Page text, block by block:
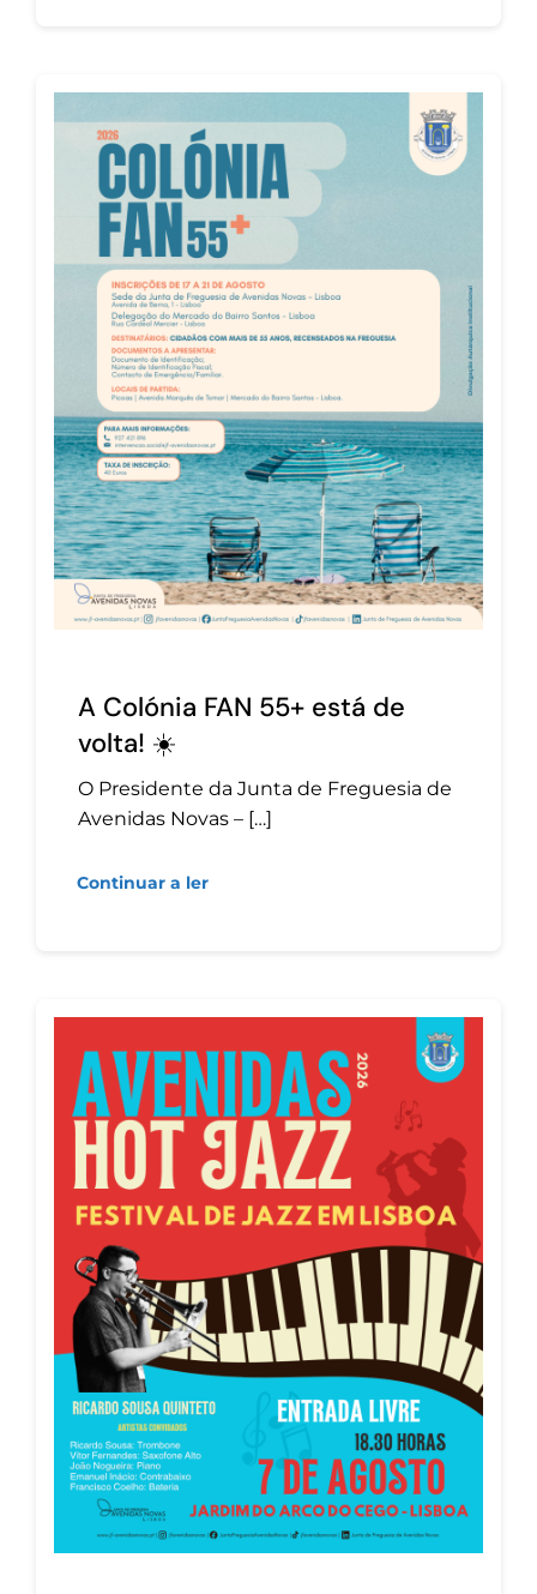
A Colónia FAN 55+ está de
volta! ☀️
O Presidente da Junta de Freguesia de
Avenidas Novas – […]
Continuar a ler